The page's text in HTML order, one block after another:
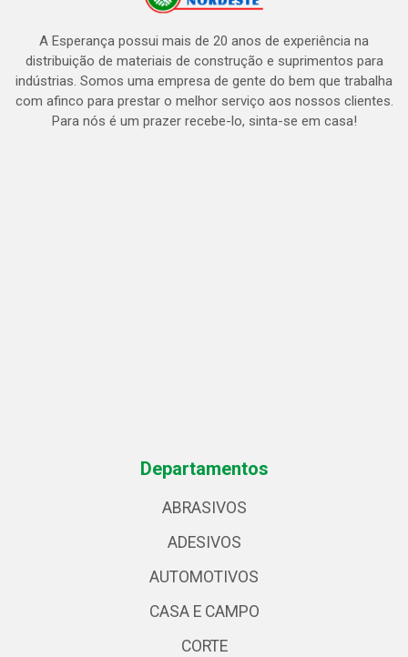
A Esperança possui mais de 20 anos de experiência na
distribuição de materiais de construção e suprimentos para
indústrias. Somos uma empresa de gente do bem que trabalha
com afinco para prestar o melhor serviço aos nossos clientes.
Para nós é um prazer recebe-lo, sinta-se em casa!
Departamentos
ABRASIVOS
ADESIVOS
AUTOMOTIVOS
CASA E CAMPO
CORTE